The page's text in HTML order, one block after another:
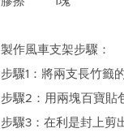
製作風車支架步驟：
步驟1：將兩支長竹籤
步驟2：用兩塊百寶貼
步驟3：在利是封上剪